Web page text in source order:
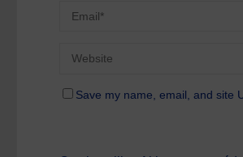
Save my name, email, and site